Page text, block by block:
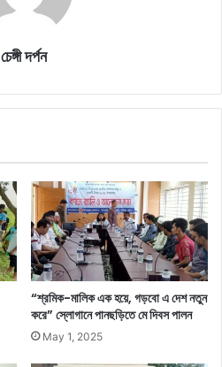
চেঙ্গী দর্পন
“শ্রমিক-মালিক এক হয়ে, গড়বো এ দেশ নতুন
করে” স্লোগানে পানছড়িতে মে দিবস পালন
May 1, 2025